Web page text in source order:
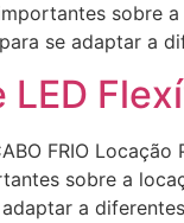
sobre
se adaptar a
FRIO
sobre a
a